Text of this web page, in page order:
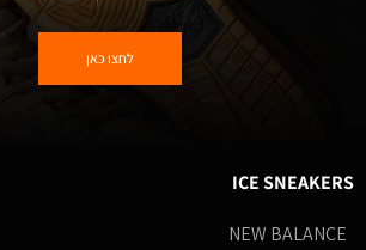
לחצו כאן
ICE SNEAKERS
NEW BALANCE